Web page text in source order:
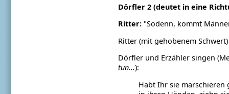
Dörfler 2 (deutet in eine
Ritter:"Sodenn, kommt
Ritter (mit gehobenem
Dörfler und Erzähler singen
tun...):
Habt Ihr sie marschieren